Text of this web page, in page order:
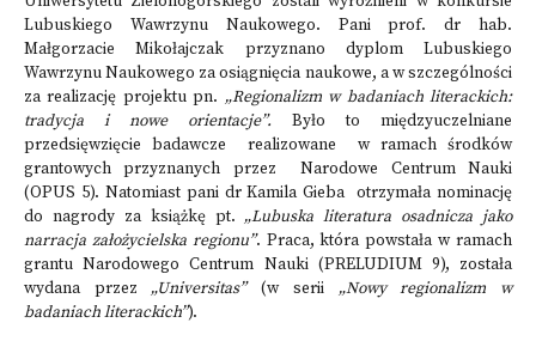
Lubuskiego Wawrzynu Naukowego. Pani prof. dr hab.
Małgorzacie Mikołajczak przyznano dyplom Lubuskiego
Wawrzynu Naukowego za osiągnięcia naukowe, a w szczególności
za realizację projektu pn. „Regionalizm w badaniach literackich:
tradycja i nowe orientacje”. Było to międzyuczelniane
przedsięwzięcie badawcze realizowane w ramach środków
grantowych przyznanych przez Narodowe Centrum Nauki
(OPUS 5). Natomiast pani dr Kamila Gieba otrzymała nominację
do nagrody za książkę pt. „Lubuska literatura osadnicza jako
narracja założycielska regionu”. Praca, która powstała w ramach
grantu Narodowego Centrum Nauki (PRELUDIUM 9), została
wydana przez „Universitas”(w serii „Nowy regionalizm w
badaniach literackich”).